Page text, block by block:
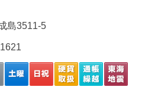
島3511-5